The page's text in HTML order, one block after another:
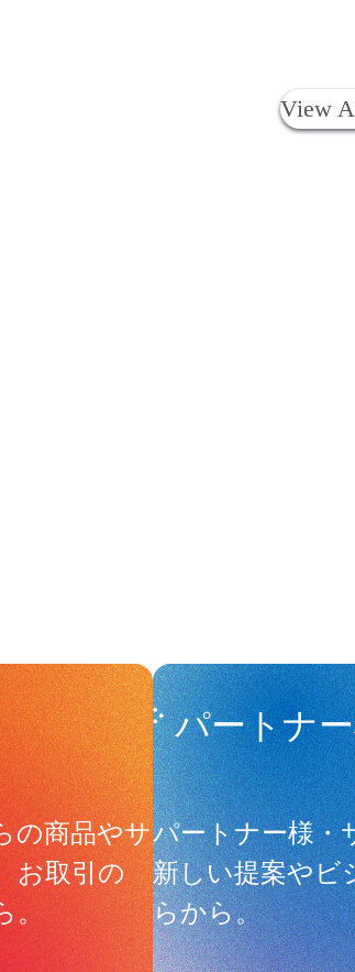
View
せ
の商品やサ
お取引の
。
パートナ
パートナー様・
新しい提案やビ
らから。